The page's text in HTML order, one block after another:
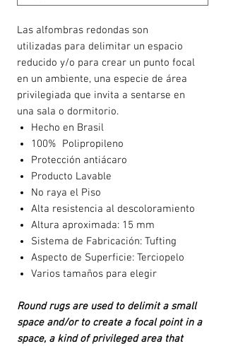
Las alfombras redondas son
utilizadas para delimitar un espacio
reducido y/o para crear un punto focal
en un ambiente, una especie de área
privilegiada que invita a sentarse en
una sala o dormitorio.
Hecho en Brasil
100% Polipropileno
Protección antiácaro
Producto Lavable
No raya el Piso
Alta resistencia al descoloramiento
Altura aproximada: 15 mm
Sistema de Fabricación: Tufting
Aspecto de Superficie: Terciopelo
Varios tamaños para elegir
Round rugs are used to delimit a small
space and/or to create a focal point in a
space, a kind of privileged area that